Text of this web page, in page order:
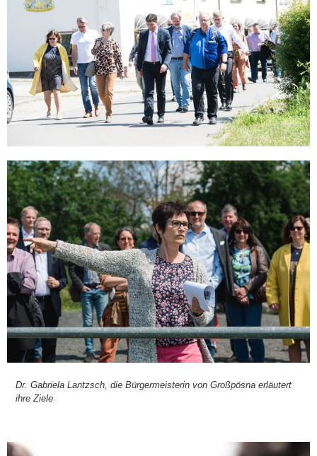
Dr. Gabrie­la Lan­tzsch, die Bür­ger­meis­te­rin von Groß­pös­na erläu­tert
ihre Zie­le